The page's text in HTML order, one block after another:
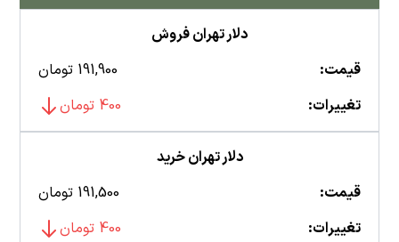
دلار تهران فروش
قیمت:
191,900 تومان
تغییرات:
400 تومان
دلار تهران خرید
قیمت:
191,500 تومان
تغییرات:
400 تومان